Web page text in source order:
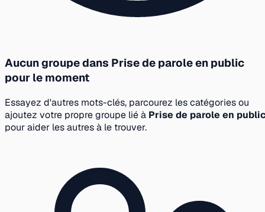
Aucun groupe dans Prise de parole en public
pour le moment
Essayez d'autres mots-clés, parcourez les catégories ou
ajoutez votre propre groupe lié à Prise de parole en
pour aider les autres à le trouver.